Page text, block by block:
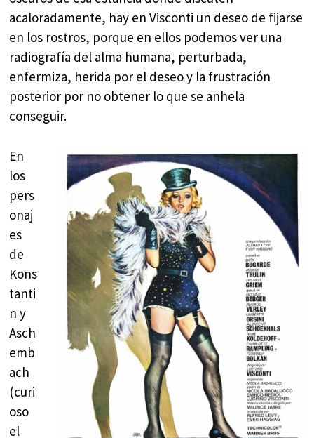
acaloradamente, hay en Visconti un deseo de fijarse
en los rostros, porque en ellos podemos ver una
radiografía del alma humana, perturbada,
enfermiza, herida por el deseo y la frustración
posterior por no obtener lo que se anhela
conseguir.
En
los
pers
onaj
es
de
Kons
tanti
n y
Asch
emb
ach
(curi
oso
el